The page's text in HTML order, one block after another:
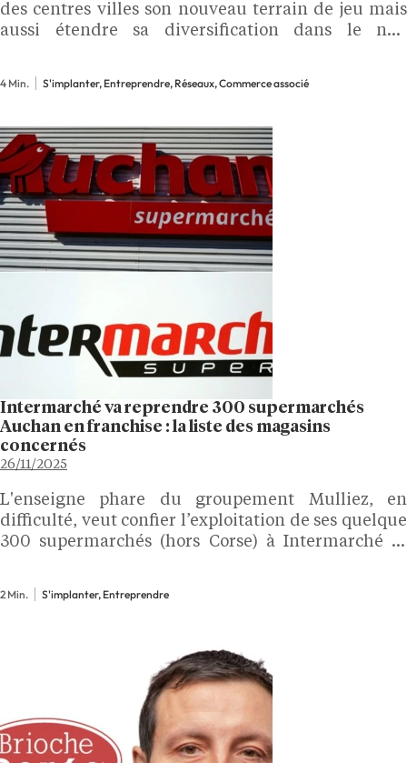
des centres villes son nouveau terrain de jeu mais
aussi étendre sa diversification dans le non
l’horizon 2030. « Ce n'est ni la fin des hypers,…
4 Min. S'implanter, Entreprendre, Réseaux, Commerce associé
Intermarché va reprendre 300 supermarchés
Auchan en franchise : la liste des magasins
concernés
26/11/2025
L'enseigne phare du groupement Mulliez, en
difficulté, veut confier l’exploitation de ses quelque
300 supermarchés (hors Corse) à Intermarché et
projet, soumis à l’autorisation des autorités de la
concurrence, confirme le…
2 Min. S'implanter, Entreprendre